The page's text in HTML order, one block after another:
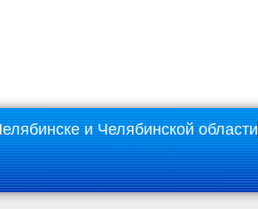
и Челябинской области